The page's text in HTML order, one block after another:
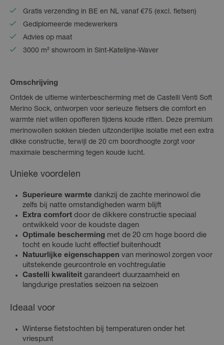
Gratis verzending in BE en NL vanaf €75 (excl. fietsen)
Gediplomeerde medewerkers
Advies op maat
3000 m² showroom in Sint-Katelijne-Waver
Omschrijving
Ontdek de ultieme winterbescherming met de Castelli Venti Soft
Merino Sock, ontworpen voor serieuze fietsers die comfort en
warmte niet willen opofferen tijdens koude ritten. Deze premium
merinowollen sokken bieden uitzonderlijke isolatie met een extra
dikke constructie, terwijl de 20 cm boordhoogte zorgt voor
maximale bescherming tegen koude lucht.
Unieke voordelen
Superieure warmte dankzij de zachte merinowol die
zelfs bij natte omstandigheden warm blijft
Extra comfort door de dikkere constructie speciaal
ontwikkeld voor de koudste dagen
Optimale bescherming met de 20 cm hoge boord die
tocht en koude lucht effectief buitenhoudt
Natuurlijke eigenschappen van merinowol zorgen voor
uitstekende geurcontrole en vochtregulatie
Castelli kwaliteit garandeert duurzaamheid en
langdurige prestaties seizoen na seizoen
Ideaal voor
Winterse fietstochten bij temperaturen onder het
vriespunt